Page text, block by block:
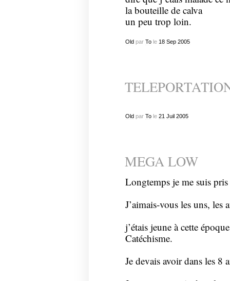
la bouteille de calva
un peu trop loin.
Old par Tole 18 Sep 2005
Old par Tole 21 Juil 2005
MEGA LOW
Longtemps je me suis
J’aimais-vous les uns, les
j’étais jeune à cette
Catéchisme.
Je devais avoir dans les 8